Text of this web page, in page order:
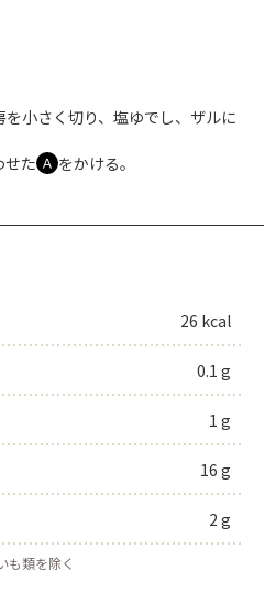
小さく切り、塩ゆでし、ザルに
せた Ａ をかける。
26 kcal
0.1 g
1 g
16 g
2 g
も類を除く